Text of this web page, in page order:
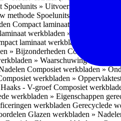
Spoelunits » Uitvoering
methode Spoelunits » Tussenbouw
Compact laminaat werkbladen »
werkbladen » Nanotech
laminaat werkbladen »
» Bijzonderheden Compact
» Waarschuwing
Composiet werkbladen »
werkbladen »
- V-groefComposiet
werkbladen » Eigenschappen
werkbladen Gerecyclede
Glazen werkbladen »